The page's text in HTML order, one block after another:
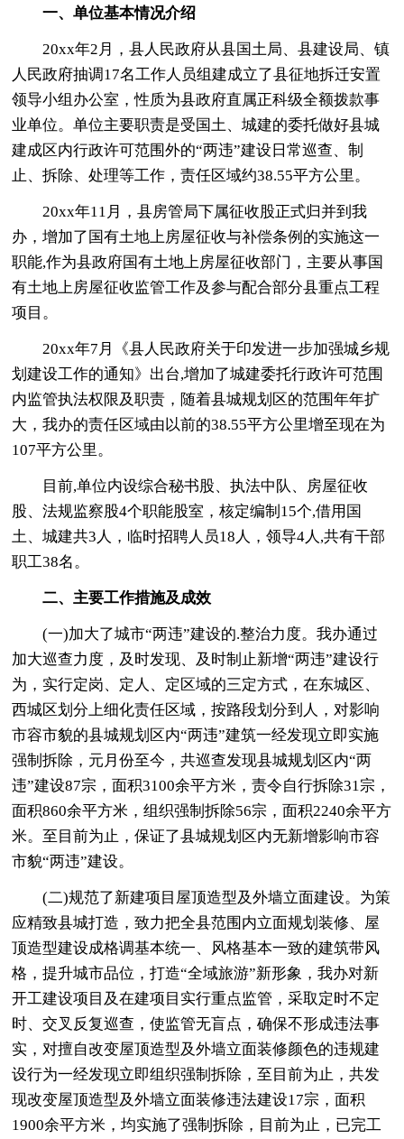
一、单位基本情况介绍
20xx年2月，县人民政府从县国土局、县建设局、镇
人民政府抽调17名工作人员组建成立了县征地拆迁安置
领导小组办公室，性质为县政府直属正科级全额拨款事
业单位。单位主要职责是受国土、城建的委托做好县城
建成区内行政许可范围外的“两违”建设日常巡查、制
止、拆除、处理等工作，责任区域约38.55平方公里。
20xx年11月，县房管局下属征收股正式归并到我
办，增加了国有土地上房屋征收与补偿条例的实施这一
职能,作为县政府国有土地上房屋征收部门，主要从事国
有土地上房屋征收监管工作及参与配合部分县重点工程
项目。
20xx年7月《县人民政府关于印发进一步加强城乡规
划建设工作的通知》出台,增加了城建委托行政许可范围
内监管执法权限及职责，随着县城规划区的范围年年扩
大，我办的责任区域由以前的38.55平方公里增至现在为
107平方公里。
目前,单位内设综合秘书股、执法中队、房屋征收
股、法规监察股4个职能股室，核定编制15个,借用国
土、城建共3人，临时招聘人员18人，领导4人,共有干部
职工38名。
二、主要工作措施及成效
(一)加大了城市“两违”建设的.整治力度。我办通过
加大巡查力度，及时发现、及时制止新增“两违”建设行
为，实行定岗、定人、定区域的三定方式，在东城区、
西城区划分上细化责任区域，按路段划分到人，对影响
市容市貌的县城规划区内“两违”建筑一经发现立即实施
强制拆除，元月份至今，共巡查发现县城规划区内“两
违”建设87宗，面积3100余平方米，责令自行拆除31宗，
面积860余平方米，组织强制拆除56宗，面积2240余平方
米。至目前为止，保证了县城规划区内无新增影响市容
市貌“两违”建设。
(二)规范了新建项目屋顶造型及外墙立面建设。为策
应精致县城打造，致力把全县范围内立面规划装修、屋
顶造型建设成格调基本统一、风格基本一致的建筑带风
格，提升城市品位，打造“全域旅游”新形象，我办对新
开工建设项目及在建项目实行重点监管，采取定时不定
时、交叉反复巡查，使监管无盲点，确保不形成违法事
实，对擅自改变屋顶造型及外墙立面装修颜色的违规建
设行为一经发现立即组织强制拆除，至目前为止，共发
现改变屋顶造型及外墙立面装修违法建设17宗，面积
1900余平方米，均实施了强制拆除，目前为止，已完工